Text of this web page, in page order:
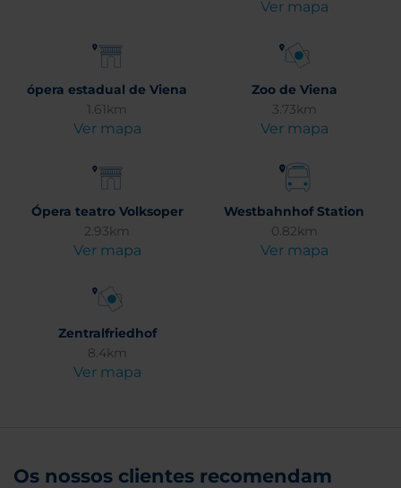
Ver mapa
ópera estadual de Viena
1.61km
Ver mapa
Zoo de Viena
3.73km
Ver mapa
Ópera teatro Volksoper
2.93km
Ver mapa
Westbahnhof Station
0.82km
Ver mapa
Zentralfriedhof
8.4km
Ver mapa
Os nossos clientes recomendam